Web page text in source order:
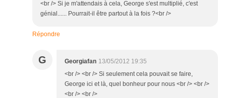
<br /> Si je m'attendais à cela, George s'est multiplié, c'est
génial...... Pourrait-il être partout à la fois ?<br />
Répondre
G Georgiafan 13/05/2012 19:35
<br /> <br /> Si seulement cela pouvait se faire,
George ici et là, quel bonheur pour nous <br /> <br />
<br /> <br />